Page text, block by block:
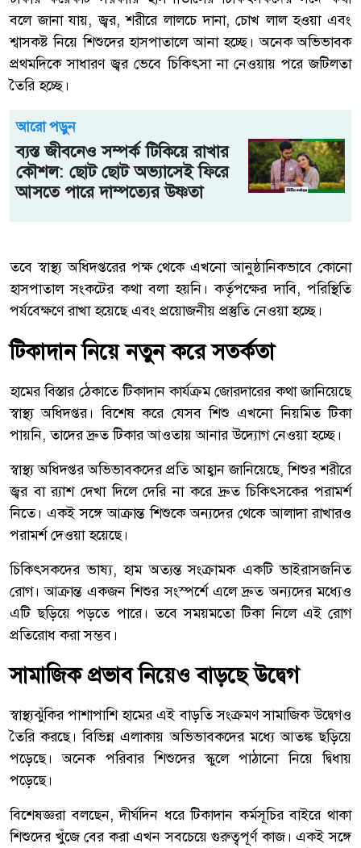
বলে জানা যায়, জ্বর, শরীরে লালচে দানা, চোখ লাল হওয়া এবং
শ্বাসকষ্ট নিয়ে শিশুদের হাসপাতালে আনা হচ্ছে। অনেক অভিভাবক
প্রথমদিকে সাধারণ জ্বর ভেবে চিকিৎসা না নেওয়ায় পরে জটিলতা
তৈরি হচ্ছে।
আরো পড়ুন
ব্যস্ত জীবনেও সম্পর্ক টিকিয়ে রাখার
কৌশল: ছোট ছোট অভ্যাসেই ফিরে
আসতে পারে দাম্পত্যের উষ্ণতা
তবে স্বাস্থ্য অধিদপ্তরের পক্ষ থেকে এখনো আনুষ্ঠানিকভাবে কোনো
হাসপাতাল সংকটের কথা বলা হয়নি। কর্তৃপক্ষের দাবি, পরিস্থিতি
পর্যবেক্ষণে রাখা হয়েছে এবং প্রয়োজনীয় প্রস্তুতি নেওয়া হচ্ছে।
টিকাদান নিয়ে নতুন করে সতর্কতা
হামের বিস্তার ঠেকাতে টিকাদান কার্যক্রম জোরদারের কথা জানিয়েছে
স্বাস্থ্য অধিদপ্তর। বিশেষ করে যেসব শিশু এখনো নিয়মিত টিকা
পায়নি, তাদের দ্রুত টিকার আওতায় আনার উদ্যোগ নেওয়া হচ্ছে।
স্বাস্থ্য অধিদপ্তর অভিভাবকদের প্রতি আহ্বান জানিয়েছে, শিশুর শরীরে
জ্বর বা র‍্যাশ দেখা দিলে দেরি না করে দ্রুত চিকিৎসকের পরামর্শ
নিতে। একই সঙ্গে আক্রান্ত শিশুকে অন্যদের থেকে আলাদা রাখারও
পরামর্শ দেওয়া হয়েছে।
চিকিৎসকদের ভাষ্য, হাম অত্যন্ত সংক্রামক একটি ভাইরাসজনিত
রোগ। আক্রান্ত একজন শিশুর সংস্পর্শে এলে দ্রুত অন্যদের মধ্যেও
এটি ছড়িয়ে পড়তে পারে। তবে সময়মতো টিকা নিলে এই রোগ
প্রতিরোধ করা সম্ভব।
সামাজিক প্রভাব নিয়েও বাড়ছে উদ্বেগ
স্বাস্থ্যঝুঁকির পাশাপাশি হামের এই বাড়তি সংক্রমণ সামাজিক উদ্বেগও
তৈরি করছে। বিভিন্ন এলাকায় অভিভাবকদের মধ্যে আতঙ্ক ছড়িয়ে
পড়েছে। অনেক পরিবার শিশুদের স্কুলে পাঠানো নিয়ে দ্বিধায়
পড়েছে।
বিশেষজ্ঞরা বলছেন, দীর্ঘদিন ধরে টিকাদান কর্মসূচির বাইরে থাকা
শিশুদের খুঁজে বের করা এখন সবচেয়ে গুরুত্বপূর্ণ কাজ। একই সঙ্গে